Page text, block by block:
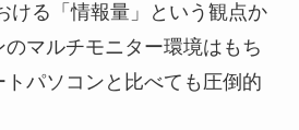
ける「情報量」という観点か
マルチモニター環境はもち
パソコンと比べても圧倒的